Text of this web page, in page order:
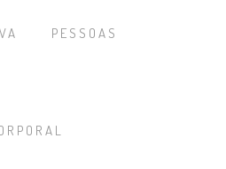
PESSOAS